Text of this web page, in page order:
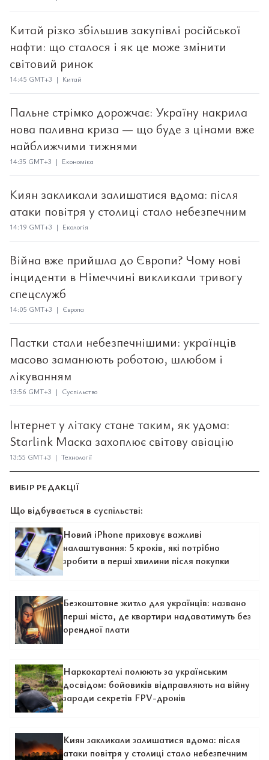
Китай різко збільшив закупівлі російської
нафти: що сталося і як це може змінити
світовий ринок
14:45 GMT+3 | Китай
Пальне стрімко дорожчає: Україну накрила
нова паливна криза — що буде з цінами вже
найближчими тижнями
14:35 GMT+3 | Економіка
Киян закликали залишатися вдома: після
атаки повітря у столиці стало небезпечним
14:19 GMT+3 | Екологія
Війна вже прийшла до Європи? Чому нові
інциденти в Німеччині викликали тривогу
спецслужб
14:05 GMT+3 | Європа
Пастки стали небезпечнішими: українців
масово заманюють роботою, шлюбом і
лікуванням
13:56 GMT+3 | Суспільство
Інтернет у літаку стане таким, як удома:
Starlink Маска захоплює світову авіацію
13:55 GMT+3 | Технології
ВИБІР РЕДАКЦІЇ
Що відбувається в суспільстві:
Новий iPhone приховує важливі
налаштування: 5 кроків, які потрібно
зробити в перші хвилини після покупки
Безкоштовне житло для українців: названо
перші міста, де квартири надаватимуть без
орендної плати
Наркокартелі полюють за українським
досвідом: бойовиків відправляють на війну
заради секретів FPV-дронів
Киян закликали залишатися вдома: після
атаки повітря у столиці стало небезпечним